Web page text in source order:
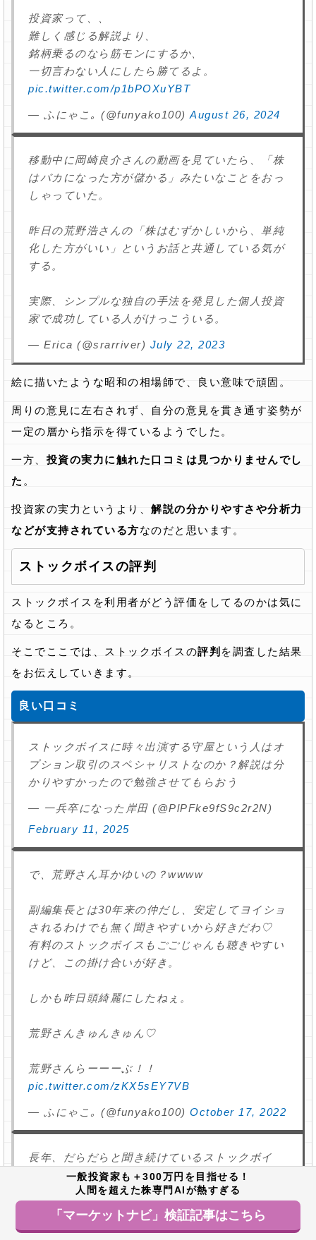
投資家って、、
難しく感じる解説より、
銘柄乗るのなら筋モンにするか、
一切言わない人にしたら勝てるよ。
pic.twitter.com/p1bPOXuYBT
— ふにゃこ｡ (@funyako100) August 26, 2024
移動中に岡崎良介さんの動画を見ていたら、「株
はバカになった方が儲かる」みたいなことをおっ
しゃっていた。
昨日の荒野浩さんの「株はむずかしいから、単純
化した方がいい」というお話と共通している気が
する。
実際、シンプルな独自の手法を発見した個人投資
家で成功している人がけっこういる。
— Erica (@srarriver) July 22, 2023
絵に描いたような昭和の相場師で、良い意味で頑固。
周りの意見に左右されず、自分の意見を貫き通す姿勢が
一定の層から指示を得ているようでした。
一方、 投資の実力に触れた口コミは見つかりませんでし
た 。
投資家の実力というより、 解説の分かりやすさや分析力
などが支持されている方なのだと思います。
ストックボイスの評判
ストックボイスを利用者がどう評価をしてるのかは気に
なるところ。
そこでここでは、ストックボイスの評判 を調査した結果
をお伝えしていきます。
良い口コミ
ストックボイスに時々出演する守屋という人はオ
プション取引のスペシャリストなのか？解説は分
かりやすかったので勉強させてもらおう
— 一兵卒になった岸田 (@PlPFke9fS9c2r2N)
February 11, 2025
で、荒野さん耳かゆいの？wwww
副編集長とは30年来の仲だし、安定してヨイショ
されるわけでも無く聞きやすいから好きだわ♡
有料のストックボイスもごごじゃんも聴きやすい
けど、この掛け合いが好き。
しかも昨日頭綺麗にしたねぇ。
荒野さんきゅんきゅん♡
荒野さんらーーーぶ！！
pic.twitter.com/zKX5sEY7VB
— ふにゃこ｡ (@funyako100) October 17, 2022
長年、だらだらと聞き続けているストックボイ
ス。フォーラムも当たったので有料会員を申し込
んでみた。大負けしなければ半年位は続ける予
定。情報源としては悪くない。#stockvoice
トボフォーラム
一般投資家も＋300万円を目指せる！
人間を超えた株専門AIが熱すぎる
「マーケットナビ」検証記事はこちら